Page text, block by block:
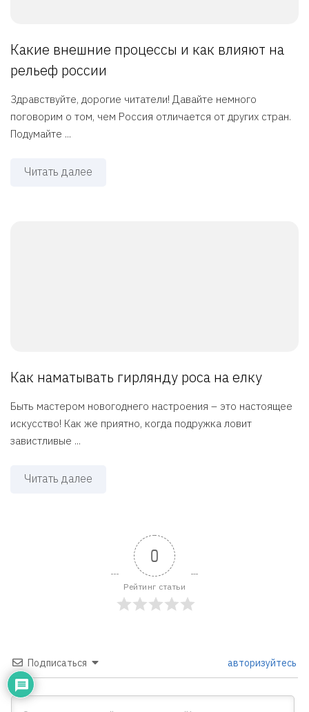
Какие внешние процессы и как влияют на
рельеф россии
Здравствуйте, дорогие читатели! Давайте немного
поговорим о том, чем Россия отличается от других стран.
Подумайте ...
Читать далее
Как наматывать гирлянду роса на елку
Быть мастером новогоднего настроения – это настоящее
искусство! Как же приятно, когда подружка ловит
завистливые ...
Читать далее
0
Рейтинг статьи
Подписаться авторизуйтесь